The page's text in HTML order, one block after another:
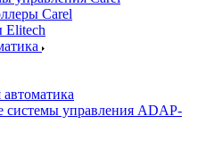
Carel
Elitech
системы управления ADAP-